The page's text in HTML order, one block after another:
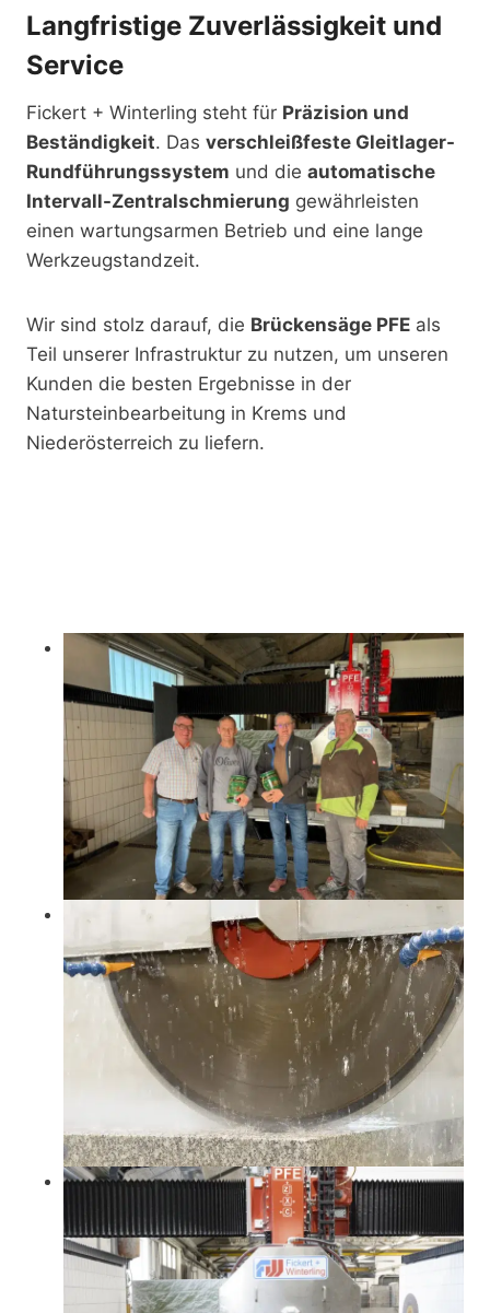
Langfristige Zuverlässigkeit und
Service
Fickert + Winterling steht für Präzision und
Beständigkeit. Das verschleißfeste Gleitlager-
Rundführungssystem und die automatische
Intervall-Zentralschmierung gewährleisten
einen wartungsarmen Betrieb und eine lange
Werkzeugstandzeit.
Wir sind stolz darauf, die Brückensäge PFE als
Teil unserer Infrastruktur zu nutzen, um unseren
Kunden die besten Ergebnisse in der
Natursteinbearbeitung in Krems und
Niederösterreich zu liefern.